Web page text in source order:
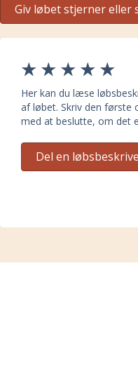
Giv løbet stjerner eller
Her kan du læse
af løbet. Skriv den
med at beslutte, om det
Del en